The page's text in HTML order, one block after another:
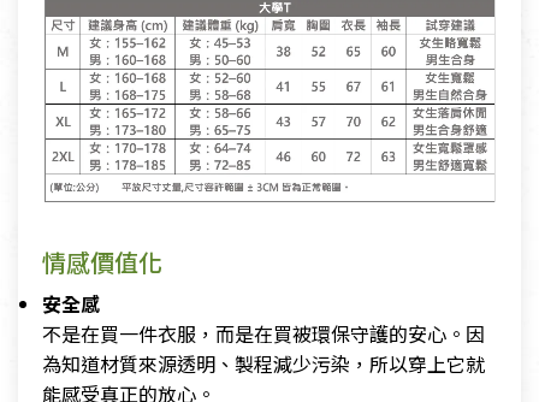
情感價值化
安全感
不是在買一件衣服，而是在買被環保守護的安心。因
為知道材質來源透明、製程減少污染，所以穿上它就
能感受真正的放心。